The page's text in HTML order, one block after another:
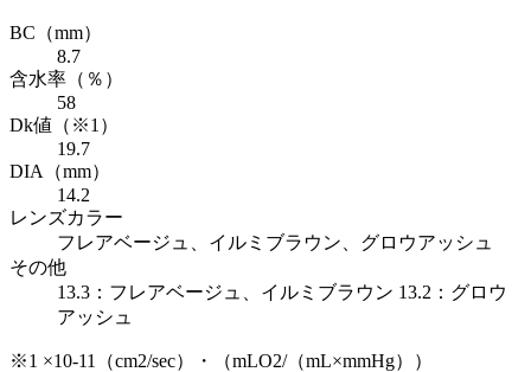
BC （mm）
8.7
含水率 （％）
58
Dk値 （※1）
19.7
DIA
（mm）
14.2
レンズカラー
フレアベージュ、イルミブラウン、グロウアッシュ
その他
13.3：フレアベージュ、イルミブラウン 13.2：グロウ
アッシュ
※1 ×10-11（cm2/sec）・（mLO2/（mL×mmHg））